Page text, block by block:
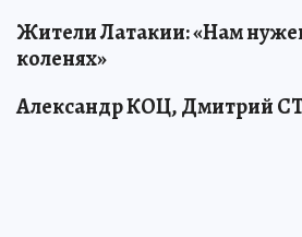
Жители Латакии: «Нам
коленях»
Александр КОЦ, Дмитрий